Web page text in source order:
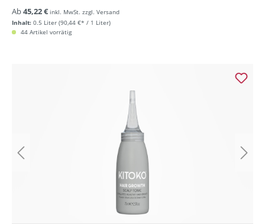
Inhalt: 0.5 Liter (90,44 €* / 1 Liter)
Ab45,22 € inkl. MwSt. zzgl. Versand
44 Artikel vorrätig